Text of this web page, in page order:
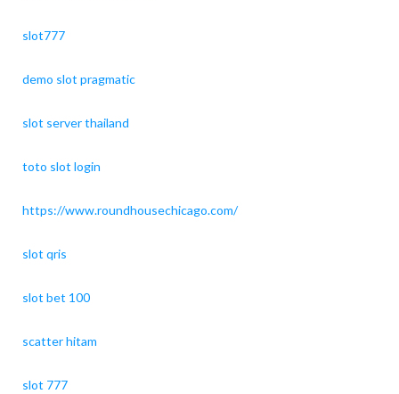
slot777
demo slot pragmatic
slot server thailand
toto slot login
https://www.roundhousechicago.com/
slot qris
slot bet 100
scatter hitam
slot 777